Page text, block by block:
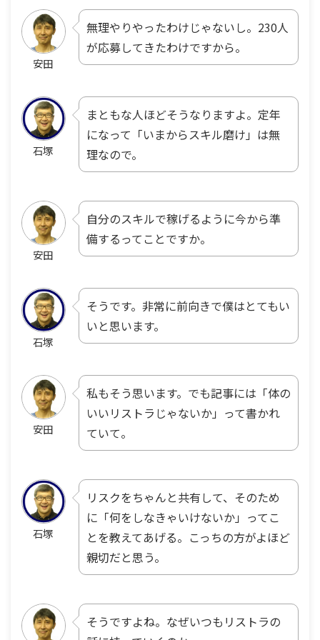
安田
無理やりやったわけじゃないし。230人
が応募してきたわけですから。
石塚
まともな人ほどそうなりますよ。定年
になって「いまからスキル磨け」は無
理なので。
安田
自分のスキルで稼げるように今から準
備するってことですか。
石塚
そうです。非常に前向きで僕はとてもい
いと思います。
安田
私もそう思います。でも記事には「体の
いいリストラじゃないか」って書かれ
ていて。
石塚
リスクをちゃんと共有して、そのため
に「何をしなきゃいけないか」ってこ
とを教えてあげる。こっちの方がよほど
親切だと思う。
そうですよね。なぜいつもリストラの